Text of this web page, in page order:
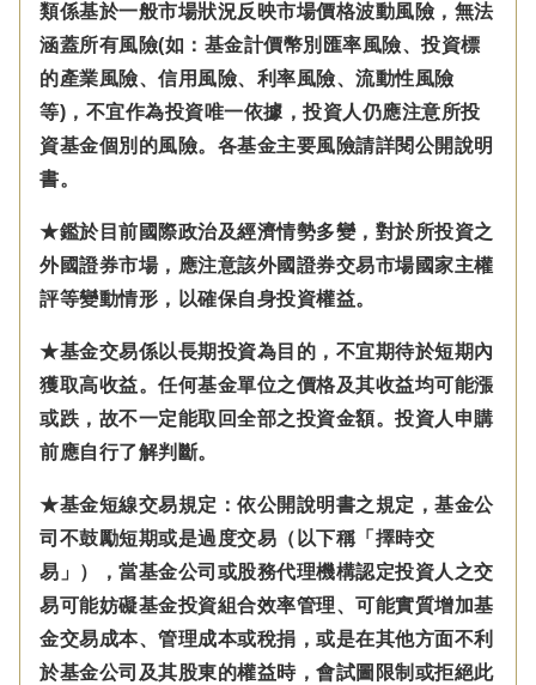
類係基於一般市場狀況反映市場價格波動風險，無法
涵蓋所有風險(如：基金計價幣別匯率風險、投資標
的產業風險、信用風險、利率風險、流動性風險
等)，不宜作為投資唯一依據，投資人仍應注意所投
資基金個別的風險。各基金主要風險請詳閱公開說明
書。
★鑑於目前國際政治及經濟情勢多變，對於所投資之
外國證券市場，應注意該外國證券交易市場國家主權
評等變動情形，以確保自身投資權益。
★基金交易係以長期投資為目的，不宜期待於短期內
獲取高收益。任何基金單位之價格及其收益均可能漲
或跌，故不一定能取回全部之投資金額。投資人申購
前應自行了解判斷。
★基金短線交易規定：依公開說明書之規定，基金公
司不鼓勵短期或是過度交易（以下稱「擇時交
易」），當基金公司或股務代理機構認定投資人之交
易可能妨礙基金投資組合效率管理、可能實質增加基
金交易成本、管理成本或稅捐，或是在其他方面不利
於基金公司及其股東的權益時，會試圖限制或拒絕此